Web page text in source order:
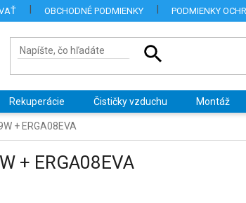
OBCHODNÉ PODMIENKY PODMIENKY
Rekuperácie Čističky vzduchu Montáž
+ ERGA08EVA
+ ERGA08EVA